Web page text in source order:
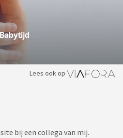
Babytijd
Lees ook op
bij een collega van mij.